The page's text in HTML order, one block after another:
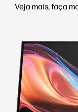
Veja mais, faça